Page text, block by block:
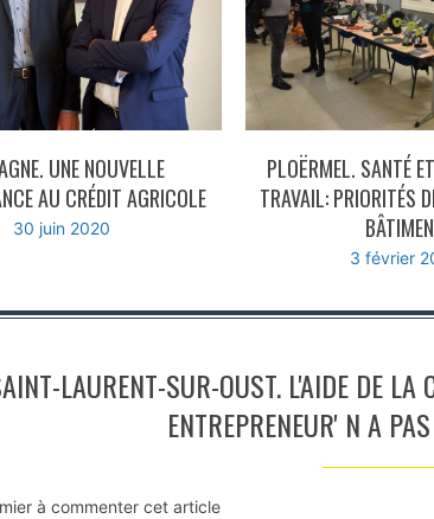
UNE NOUVELLE
AU CRÉDIT AGRICOLE
30 juin 2020
PLOËRMEL. SANTÉ
TRAVAIL: PRIORITÉS
3 février
LAURENT-SUR-OUST. L'AIDE DE
ENTREPRENEUR' N A
à commenter cet article